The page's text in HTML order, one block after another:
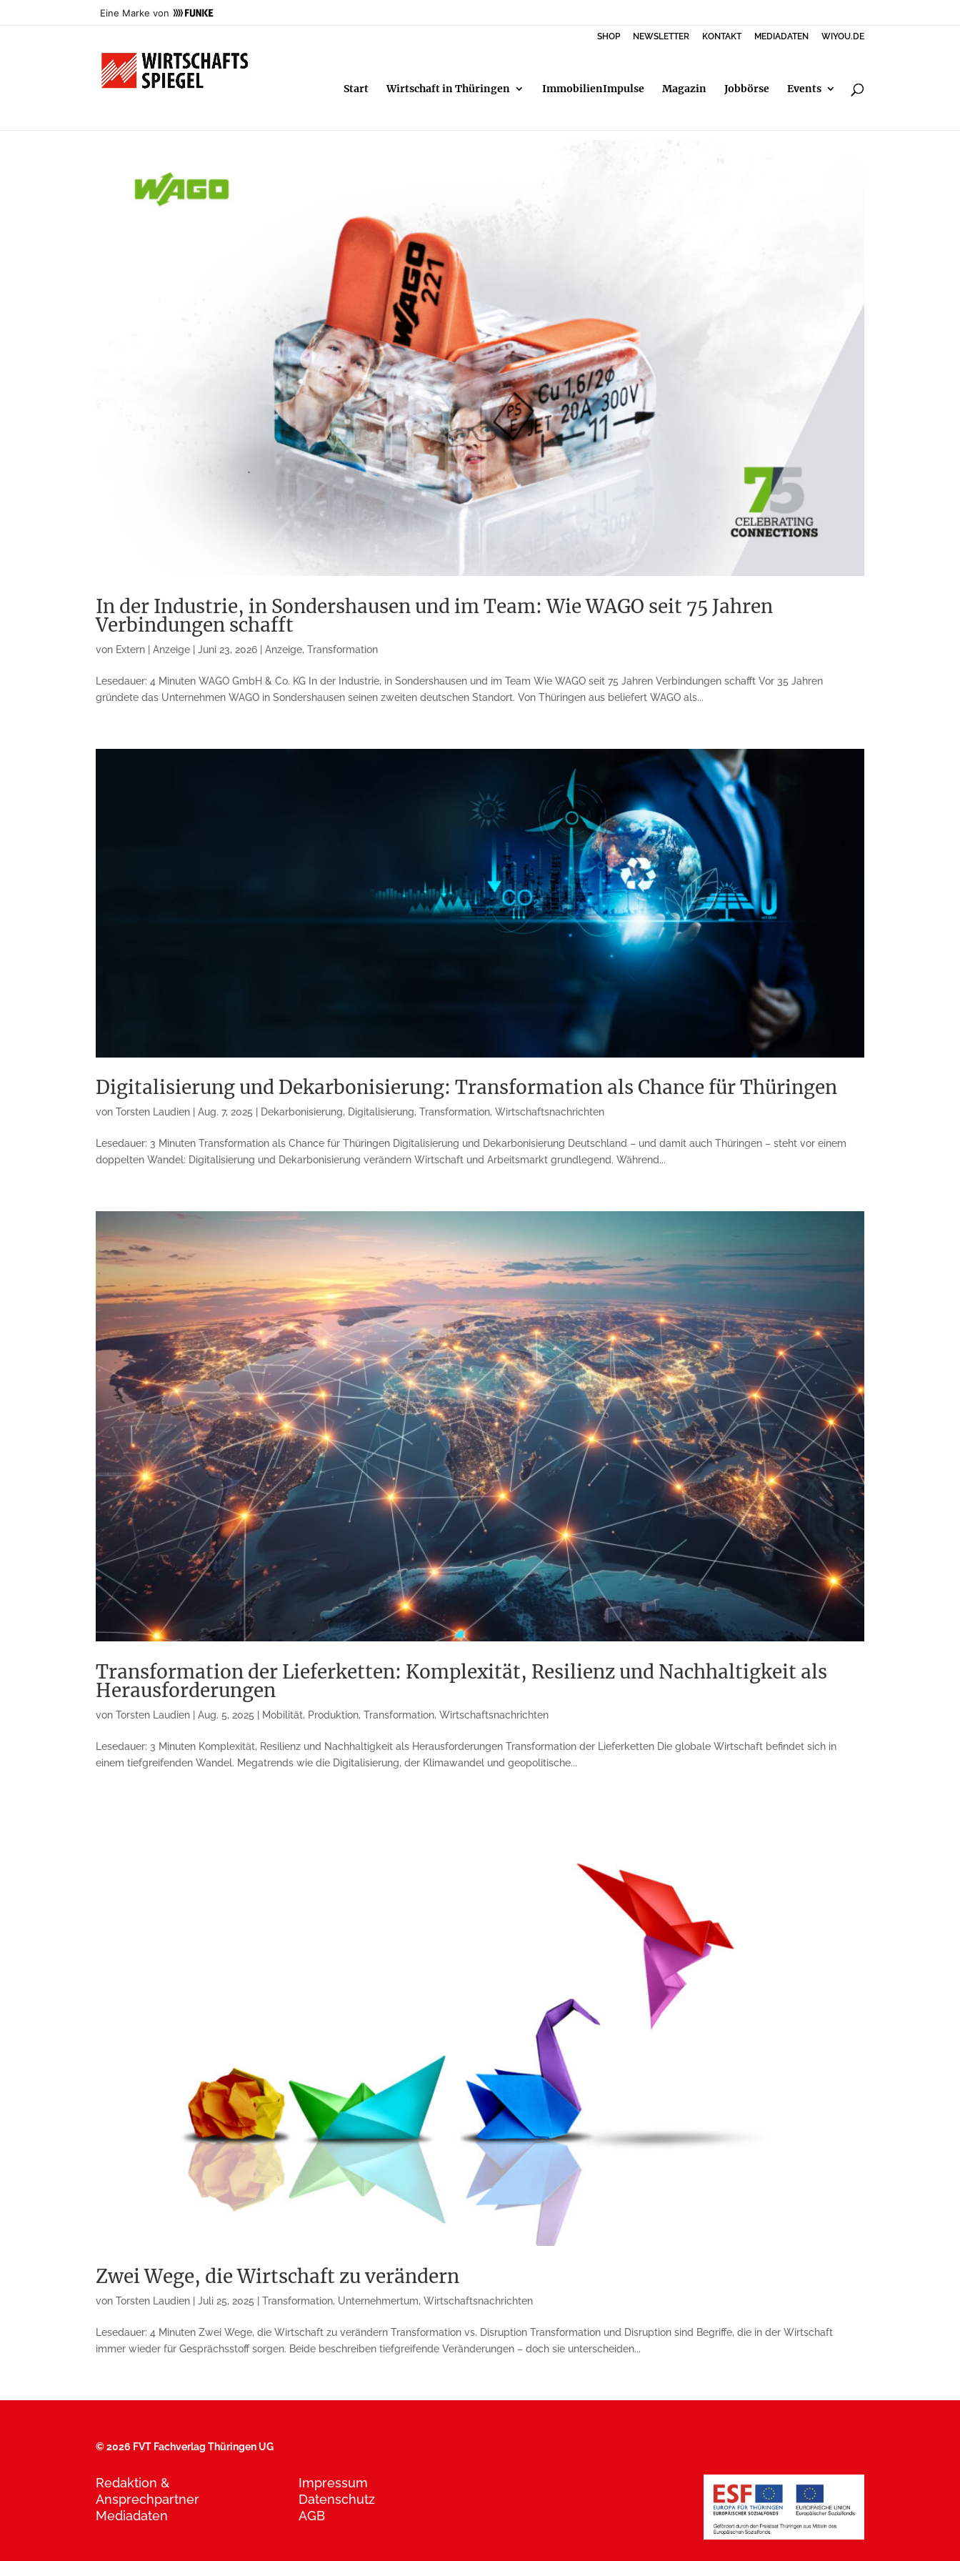
Eine Marke von
SHOP NEWSLETTER KONTAKT MEDIADATEN WIYOU.DE
Start Wirtschaft in Thüringen ImmobilienImpulse Magazin Jobbörse Events
In der Industrie, in Sondershausen und im Team: Wie WAGO seit 75 Jahren
Verbindungen schafft
von Extern | Anzeige |Juni 23, 2026 |Anzeige,Transformation
Lesedauer: 4 Minuten WAGO GmbH & Co. KG In der Industrie, in Sondershausen und im Team Wie WAGO seit 75 Jahren Verbindungen schafft Vor 35 Jahren
gründete das Unternehmen WAGO in Sondershausen seinen zweiten deutschen Standort. Von Thüringen aus beliefert WAGO als...
Digitalisierung und Dekarbonisierung: Transformation als Chance für Thüringen
vonTorsten Laudien |Aug. 7, 2025 Dekarbonisierung, Digitalisierung,Transformation,Wirtschaftsnachrichten
Lesedauer: 3 Minuten Transformation als Chance für Thüringen Digitalisierung und Dekarbonisierung Deutschland – und damit auch Thüringen – steht vor einem
doppelten Wandel: Digitalisierung und Dekarbonisierung verändern Wirtschaft und Arbeitsmarkt grundlegend. Während...
Transformation der Lieferketten: Komplexität, Resilienz und Nachhaltigkeit als
Herausforderungen
vonTorsten Laudien |Aug. 5, 2025 Mobilität, Produktion,Transformation,Wirtschaftsnachrichten
Lesedauer: 3 Minuten Komplexität, Resilienz und Nachhaltigkeit als Herausforderungen Transformation der Lieferketten Die globale Wirtschaft befindet sich in
einem tiefgreifenden Wandel. Megatrends wie die Digitalisierung, der Klimawandel und geopolitische...
Zwei Wege, die Wirtschaft zu verändern
vonTorsten Laudien |Juli 25, 2025 |Transformation, Unternehmertum,Wirtschaftsnachrichten
Lesedauer: 4 Minuten Zwei Wege, die Wirtschaft zu verändern Transformation vs. Disruption Transformation und Disruption sind Begriffe, die in der Wirtschaft
immer wieder für Gesprächsstoff sorgen. Beide beschreiben tiefgreifende Veränderungen – doch sie unterscheiden...
©2026 FVT Fachverlag Thüringen UG
Redaktion &
Ansprechpartner
Mediadaten
Impressum
Datenschutz
AGB